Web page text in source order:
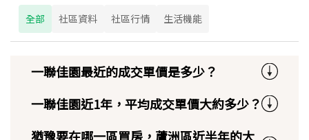
全部 社區資料 社區行情 生活機能
一聯佳園最近的成交單價是多少？
一聯佳園近1年，平均成交單價大約多少？
猶豫要在哪一區買房，蘆洲區近半年的大